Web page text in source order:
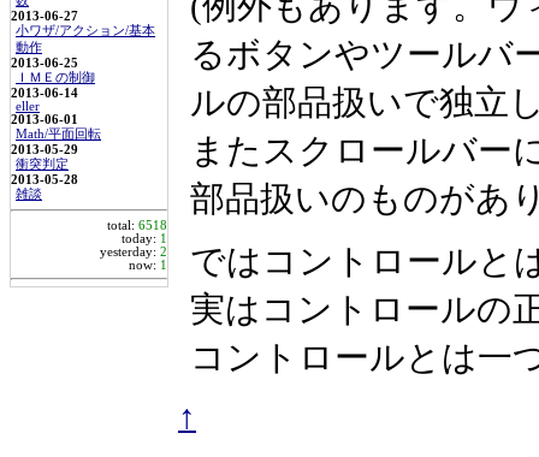
2013-06-27
小ワザ/アクション/基本
動作
2013-06-25
ＩＭＥの制御
2013-06-14
eller
2013-06-01
Math/平面回転
2013-05-29
衝突判定
2013-05-28
雑談
total: 6518
today: 1
yesterday: 2
now: 1
るボタンやツールバ
ルの部品扱いで独立
またスクロールバー
部品扱いのものがあ
ではコントロールと
実はコントロールの
コントロールとは一
↑